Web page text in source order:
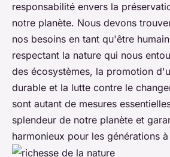
responsabilité envers la
notre planète. Nous devons
nos besoins en tant qu'être
respectant la nature qui nous
des écosystèmes, la promotion
durable et la lutte contre le
sont autant de mesures
splendeur de notre planète et
harmonieux pour les générations